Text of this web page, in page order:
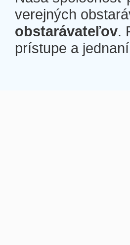
verejných
obstarávateľov.
prístupe a